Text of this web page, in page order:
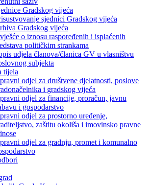
Gradskog vijeća
sjednici Gradskog vijeća
Gradskog vijeća
o iznosu raspoređenih i isplaćenih
političkim strankama
udjela članova/članica GV u vlasništvu
subjekta
tijela
odjel za društvene djelatnosti, poslove
i gradskog vijeća
odjel za financije, proračun, javnu
i gospodarstvo
odjel za prostorno uređenje,
zaštitu okoliša i imovinsko pravne
odjel za gradnju, promet i komunalno